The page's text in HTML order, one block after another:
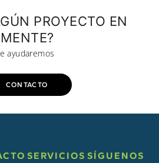
PROYECTO EN
MENTE?
ayudaremos
CONTACTO
SERVICIOS SÍGUENOS